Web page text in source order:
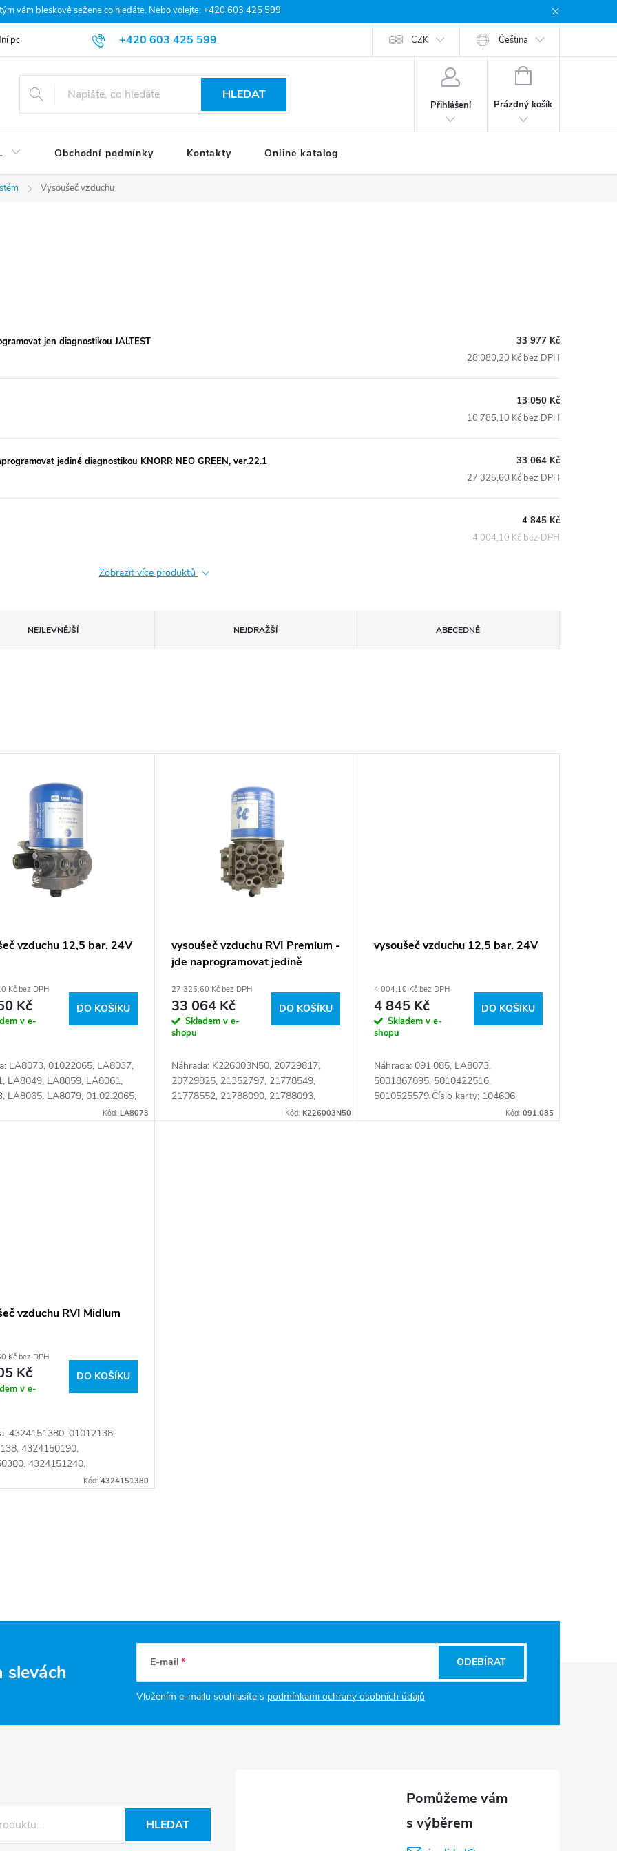
vám bleskově sežene co hledáte. Nebo volejte: +420 603 425 599
+420 603 425 599
podmínky Podmínky ochrany osobních údajů CZK Čeština
HLEDAT
Přihlášení
NÁKUPNÍ
Prázdný košík
Obchodní podmínky Kontakty Online katalog
Vysoušeč vzduchu
jen diagnostikou JALTEST
33 977 Kč
28 080,20 Kč bez DPH
13 050 Kč
10 785,10 Kč bez DPH
jedině diagnostikou KNORR NEO GREEN, ver.22.1
33 064 Kč
27 325,60 Kč bez DPH
4 845 Kč
4 004,10 Kč bez DPH
Zobrazit více produktů
NEJLEVNĚJŠÍ NEJDRAŽŠÍ ABECEDNĚ
vzduchu 12,5 bar. 24V
Kč bez DPH
Kč
v e-
DO KOŠÍKU
LA8073, 01022065, LA8037,
LA8049, LA8059, LA8061,
LA8065, LA8079, 01.02.2065,
Kód: LA8073
vysoušeč vzduchu RVI Premium -
jde naprogramovat jedině
GREEN, ver.22.1
27 325,60 Kč bez DPH
33 064 Kč
Skladem v e-
shopu
DO KOŠÍKU
Náhrada: K226003N50, 20729817,
20729825, 21352797, 21778549,
21778552, 21788090, 21788093,
22277959, EL1100, K020741,
Kód: K226003N50
vysoušeč vzduchu 12,5 bar. 24V
4 004,10 Kč bez DPH
4 845 Kč
Skladem v e-
shopu
DO KOŠÍKU
Náhrada: 091.085, LA8073,
5001867895, 5010422516,
5010525579 Číslo karty: 104606
Kód: 091.085
vzduchu RVI Midlum
Kč bez DPH
Kč
v e-
DO KOŠÍKU
4324151380, 01012138,
4324150190,
4324151240,
5010422343 Číslo karty:
Kód: 4324151380
slevách E-mail
Vložením e-mailu souhlasíte s podmínkami ochrany osobních údajů
ODEBÍRAT
HLEDAT